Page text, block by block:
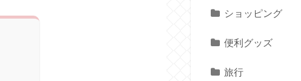
ショッピング
便利グッズ
旅行